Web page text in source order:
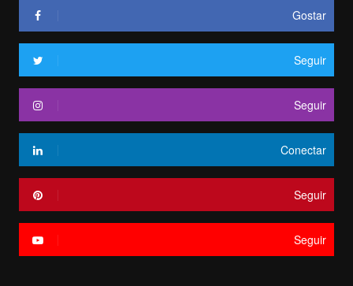
Gostar
Seguir
Seguir
Conectar
Seguir
Seguir